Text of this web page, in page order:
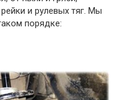
и рулевых тяг. Мы
порядке: